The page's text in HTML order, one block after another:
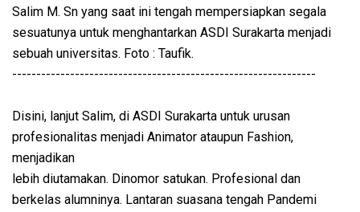
Salim M. Sn yang saat ini tengah mempersiapkan segala
sesuatunya untuk menghantarkan ASDI Surakarta menjadi
sebuah universitas. Foto : Taufik.
---------------------------------------------------------------
Disini, lanjut Salim, di ASDI Surakarta untuk urusan
profesionalitas menjadi Animator ataupun Fashion,
menjadikan
lebih diutamakan. Dinomor satukan. Profesional dan
berkelas alumninya. Lantaran suasana tengah Pandemi